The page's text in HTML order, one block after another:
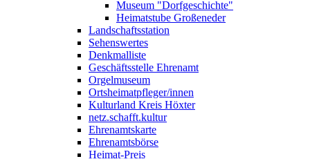
Museum "Dorfgeschichte"
Heimatstube Großeneder
Landschaftsstation
Sehenswertes
Denkmalliste
Geschäftsstelle Ehrenamt
Orgelmuseum
Ortsheimatpfleger/innen
Kulturland Kreis Höxter
netz.schafft.kultur
Ehrenamtskarte
Ehrenamtsbörse
Heimat-Preis